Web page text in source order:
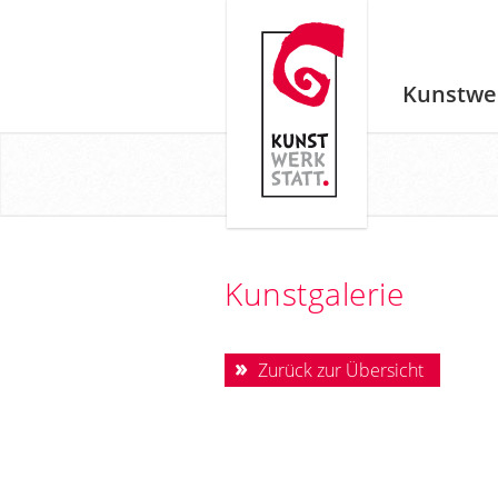
Kunstgalerie
Zurück zur Übersicht